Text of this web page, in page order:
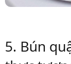
5. Bún